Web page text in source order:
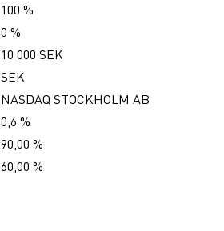
100 %
0 %
10 000 SEK
SEK
NASDAQ STOCKHOLM AB
0,6 %
90,00 %
60,00 %